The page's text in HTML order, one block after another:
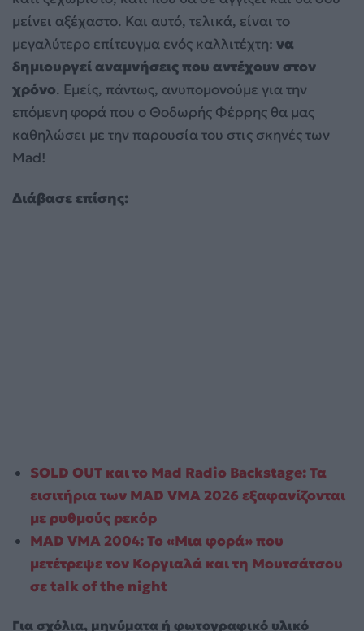
μείνει αξέχαστο. Και αυτό, τελικά, είναι το
μεγαλύτερο επίτευγμα ενός καλλιτέχτη: να
δημιουργεί αναμνήσεις που αντέχουν στον
χρόνο. Εμείς, πάντως, ανυπομονούμε για την
επόμενη φορά που ο Θοδωρής Φέρρης θα μας
καθηλώσει με την παρουσία του στις σκηνές των
Mad!
Διάβασε επίσης:
SOLD OUT και το Mad Radio Backstage: Τα
εισιτήρια των MAD VMA 2026 εξαφανίζονται
με ρυθμούς ρεκόρ
MAD VMA 2004: Το «Μια φορά» που
μετέτρεψε τον Κοργιαλά και τη Μουτσάτσου
σε talk of the night
Για σχόλια, μηνύματα ή φωτογραφικό υλικό